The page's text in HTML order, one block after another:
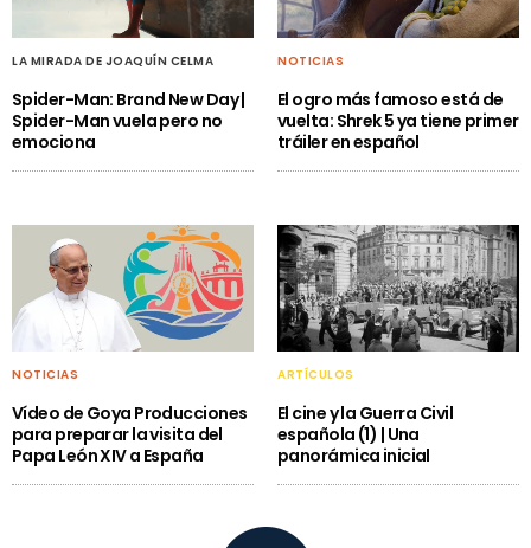
LA MIRADA DE JOAQUÍN CELMA
Spider-Man: Brand New Day |
Spider-Man vuela pero no
emociona
NOTICIAS
El ogro más famoso está de
vuelta: Shrek 5 ya tiene primer
tráiler en español
NOTICIAS
Vídeo de Goya Producciones
para preparar la visita del
Papa León XIV a España
ARTÍCULOS
El cine y la Guerra Civil
española (1) | Una
panorámica inicial